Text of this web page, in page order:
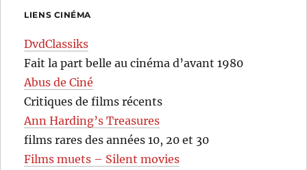
LIENS CINÉMA
DvdClassiks
Fait la part belle au cinéma d’avant 1980
Abus de Ciné
Critiques de films récents
Ann Harding’s Treasures
films rares des années 10, 20 et 30
Films muets – Silent movies